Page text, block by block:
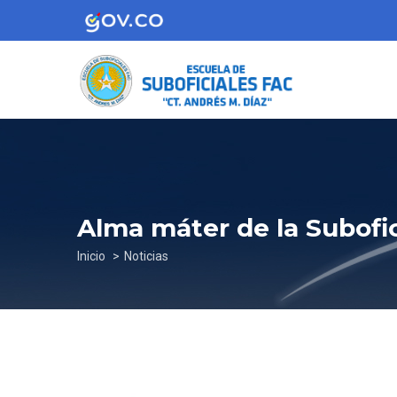
Alma máter de la
Sobrescribir
de
Inicio Noticias